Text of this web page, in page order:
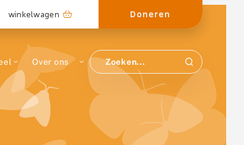
winkelwagen Doneren
Over ons